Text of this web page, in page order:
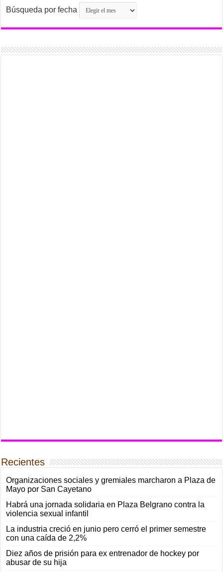
Búsqueda por fecha
Recientes
Organizaciones sociales y gremiales marcharon a Plaza de
Mayo por San Cayetano
Habrá una jornada solidaria en Plaza Belgrano contra la
violencia sexual infantil
La industria creció en junio pero cerró el primer semestre
con una caída de 2,2%
Diez años de prisión para ex entrenador de hockey por
abusar de su hija